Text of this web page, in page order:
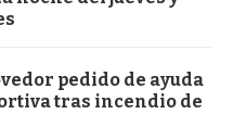
pedido de ayuda
tras incendio de